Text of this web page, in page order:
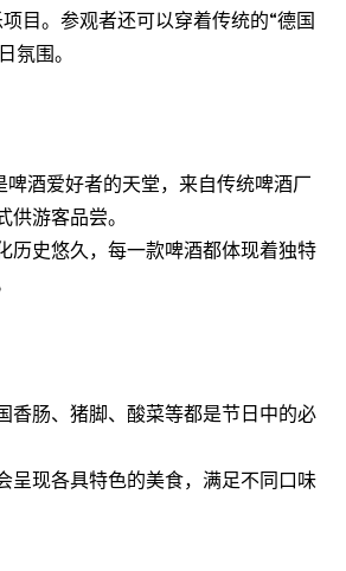
目。参观者还可以穿着传统的“德国
氛围。
酒爱好者的天堂，来自传统啤酒厂
供游客品尝。
历史悠久，每一款啤酒都体现着独特
香肠、猪脚、酸菜等都是节日中的必
呈现各具特色的美食，满足不同口味